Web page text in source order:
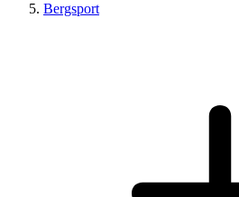
Bergsport